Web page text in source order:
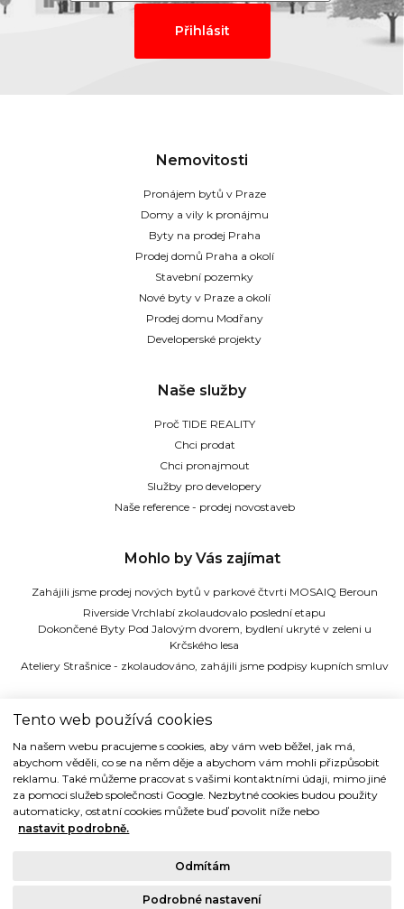
Nemovitosti
Pronájem bytů v Praze
Domy a vily k pronájmu
Byty na prodej Praha
Prodej domů Praha a okolí
Stavební pozemky
Nové byty v Praze a okolí
Prodej domu Modřany
Developerské projekty
Naše služby
Proč TIDE REALITY
Chci prodat
Chci pronajmout
Služby pro developery
Naše reference - prodej novostaveb
Mohlo by Vás zajímat
Zahájili jsme prodej nových bytů v parkové čtvrti MOSAIQ Beroun
Riverside Vrchlabí zkolaudovalo poslední etapu
Dokončené Byty Pod Jalovým dvorem, bydlení ukryté v zeleni u
Krčského lesa
Ateliery Strašnice - zkolaudováno, zahájili jsme podpisy kupních smluv
TIDE REALITY s.r.o.
Dřevná 2, 128 00 Praha 2
Tel: (+420) 224 914 914
e-mail:info@tide.cz
Copyright © 1993-2018 TIDE REALITY s.r.o.. Všechna práva vyhrazena.
Tento web používá cookies
Na našem webu pracujeme s cookies, aby vám web běžel, jak má,
abychom věděli, co se na něm děje a abychom vám mohli přizpůsobit
reklamu. Také můžeme pracovat s vašimi kontaktními údaji, mimo jiné
za pomoci služeb společnosti Google. Nezbytné cookies budou použity
automaticky, ostatní cookies můžete buď povolit níže nebo
nastavit podrobně.
Odmítám
Podrobné nastavení